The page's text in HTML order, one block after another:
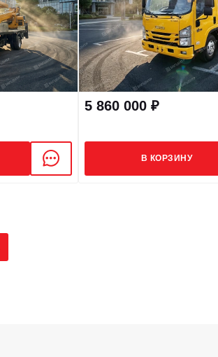
5 860 000 ₽
В КОРЗИНУ